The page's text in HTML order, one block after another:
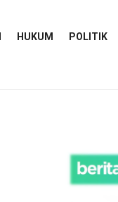
HUKUM POLITIK